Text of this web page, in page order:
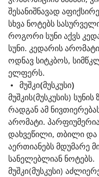
შესანიშნავად
სხვა ნოტებს
როგორი სუნი აქვს
სუნი. კედარის
ოდნავ სიტკბოს,
ელფერს.
• მუშკი(მუსკუსი)
მუშკის(მუსკუსის)
რადგან ამ
არომატი.
დახვეწილი, თბილი
აერთიანებს მდუმარე
სანელებლიან ნოტებს.
მუშკი(მუსკუსი)